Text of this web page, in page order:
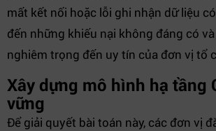
mất kết nối hoặc lỗi ghi nhận dữ liệu
đến những khiếu nại không đáng có
nghiêm trọng đến uy tín của đơn vị tổ
Xây dựng mô hình hạ tầng
vững
Để giải quyết bài toán này, các đơn vị